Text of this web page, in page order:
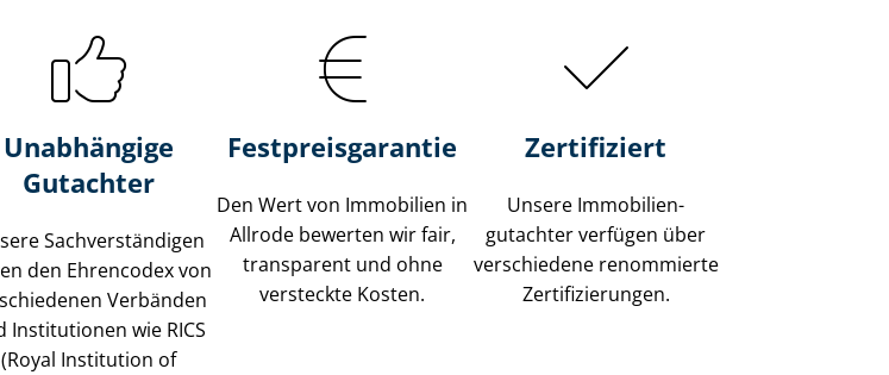
Unabhängige
Gutachter
Sach­ver­stän­di­gen
den Ehrencodex von
Verbänden
Institutionen wie RICS
(Royal Institution of
Festpreis​garantie
Den Wert von Immobilien in
Allrode bewerten wir fair,
transparent und ohne
versteckte Kosten.
Zertifiziert
Unsere Immobilien­
gutachter verfügen über
verschiedene renommierte
Zer­ti­fi­zie­run­gen.